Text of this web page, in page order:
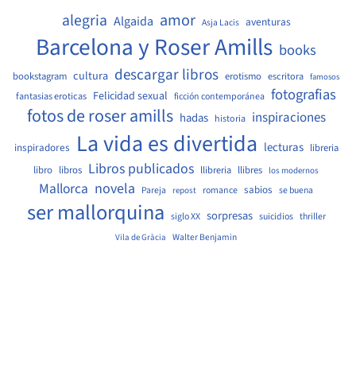
alegria Algaida amor Asja Lacis aventuras
Barcelona y Roser Amills books
bookstagram cultura descargar libros erotismo escritora famosos
fantasias eroticas Felicidad sexual ficción contemporánea fotografias
fotos de roser amills hadas historia inspiraciones
inspiradores La vida es divertida lecturas libreria
libro libros Libros publicados llibreria llibres los modernos
Mallorca novela Pareja repost romance sabios se buena
ser mallorquina siglo XX sorpresas suicidios thriller
Vila de Gràcia Walter Benjamin